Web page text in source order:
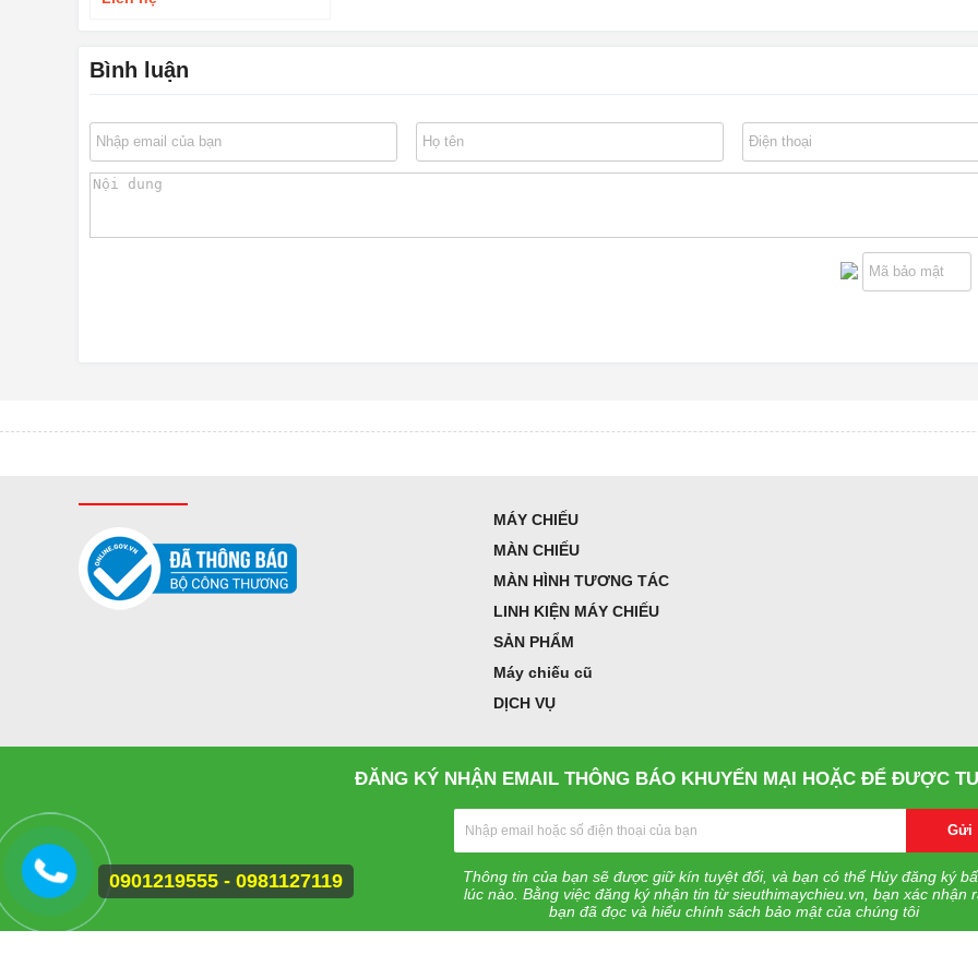
Bình luận
MÁY CHIẾU
MÀN CHIẾU
MÀN HÌNH TƯƠNG TÁC
LINH KIỆN MÁY CHIẾU
SẢN PHẨM
Máy chiếu cũ
DỊCH VỤ
ĐĂNG KÝ NHẬN EMAIL THÔNG BÁO KHUYẾN MẠI HOẶC ĐỂ ĐƯỢC
Gửi
Thông tin của bạn sẽ được giữ kín tuyệt đối, và bạn có thể Hủy đăng ký
lúc nào. Bằng việc đăng ký nhận tin từ sieuthimaychieu.vn, bạn xác nhận
bạn đã đọc và hiểu chính sách bảo mật của chúng tôi
0901219555 - 0981127119